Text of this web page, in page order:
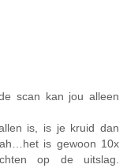
scan kan jou alleen
is, is je kruid dan
is gewoon 10x
op de uitslag.